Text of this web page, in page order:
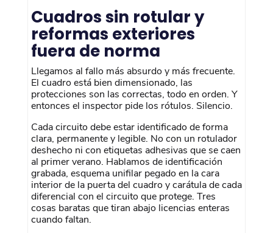
Cuadros sin rotular y
reformas exteriores
fuera de norma
Llegamos al fallo más absurdo y más frecuente.
El cuadro está bien dimensionado, las
protecciones son las correctas, todo en orden. Y
entonces el inspector pide los rótulos. Silencio.
Cada circuito debe estar identificado de forma
clara, permanente y legible. No con un rotulador
deshecho ni con etiquetas adhesivas que se caen
al primer verano. Hablamos de identificación
grabada, esquema unifilar pegado en la cara
interior de la puerta del cuadro y carátula de cada
diferencial con el circuito que protege. Tres
cosas baratas que tiran abajo licencias enteras
cuando faltan.